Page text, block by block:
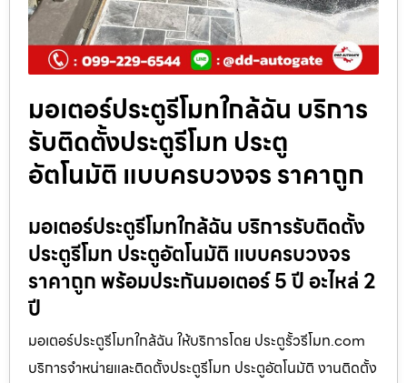
มอเตอร์ประตูรีโมทใกล้ฉัน บริการ
รับติดตั้งประตูรีโมท ประตู
อัตโนมัติ แบบครบวงจร ราคาถูก
มอเตอร์ประตูรีโมทใกล้ฉัน บริการรับติดตั้ง
ประตูรีโมท ประตูอัตโนมัติ แบบครบวงจร
ราคาถูก พร้อมประกันมอเตอร์ 5 ปี อะไหล่ 2
ปี
มอเตอร์ประตูรีโมทใกล้ฉัน ให้บริการโดย ประตูรั้วรีโมท.com
บริการจำหน่ายและติดตั้งประตูรีโมท ประตูอัตโนมัติ งานติดตั้ง